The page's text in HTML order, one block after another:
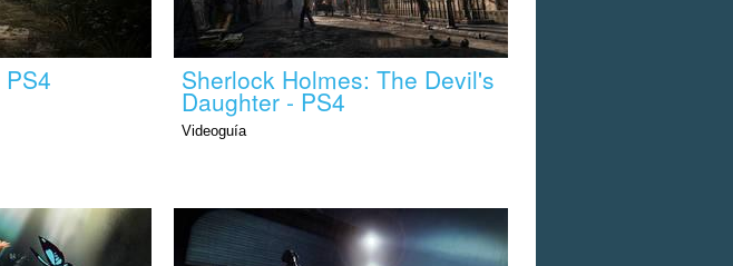
Sherlock Holmes: The Devil's
Daughter - PS4
Videoguía